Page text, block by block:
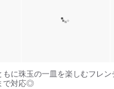
もに珠玉の一皿を楽しむフレ
で対応◎